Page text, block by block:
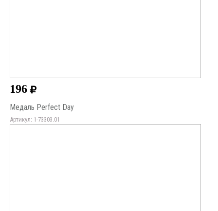
196
Медаль Perfect Day
Артикул: 1-73303.01